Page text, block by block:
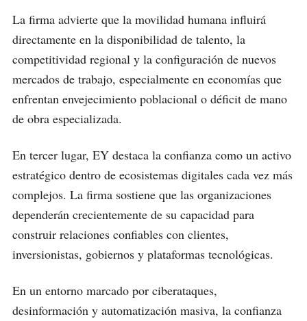
La firma advierte que la movilidad humana influirá
directamente en la disponibilidad de talento, la
competitividad regional y la configuración de nuevos
mercados de trabajo, especialmente en economías que
enfrentan envejecimiento poblacional o déficit de mano
de obra especializada.
En tercer lugar, EY destaca la confianza como un activo
estratégico dentro de ecosistemas digitales cada vez más
complejos. La firma sostiene que las organizaciones
dependerán crecientemente de su capacidad para
construir relaciones confiables con clientes,
inversionistas, gobiernos y plataformas tecnológicas.
En un entorno marcado por ciberataques,
desinformación y automatización masiva, la confianza